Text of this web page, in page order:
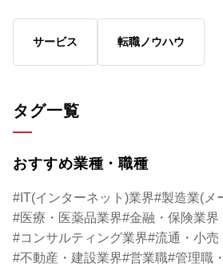
サービス 転職ノウハウ
タグ一覧
おすすめ業種・職種
IT(インターネット)業界 製造業(メ
医療・医薬品業界 金融・保険業界
コンサルティング業界 流通・小売
不動産・建設業界 営業職 管理職